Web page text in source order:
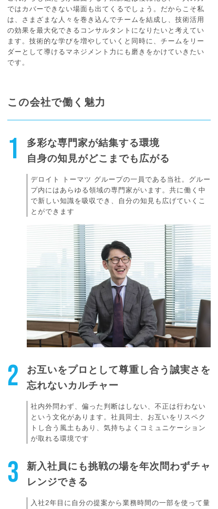
ではカバーできない場面も出てくるでしょう。だからこそ私
は、さまざまな人々を巻き込んでチームを結成し、技術活用
の効果を最大化できるコンサルタントになりたいと考えてい
ます。技術的な学びを増やしていくと同時に、チームをリー
ダーとして導けるマネジメント力にも磨きをかけていきたい
です。
この会社で働く魅力
1
多彩な専門家が結集する環境
自身の知見がどこまでも広がる
デロイト トーマツ グループの一員である当社。グルー
プ内にはあらゆる領域の専門家がいます。共に働く中
で新しい知識を吸収でき、自分の知見も広げていくこ
とができます
2
お互いをプロとして尊重し合う誠実さを
忘れないカルチャー
社内外問わず、偏った判断はしない、不正は行わない
という文化があります。社員同士、お互いをリスペク
トし合う風土もあり、気持ちよくコミュニケーション
が取れる環境です
3
新入社員にも挑戦の場を年次問わずチャ
レンジできる
入社2年目に自分の提案から業務時間の一部を使って量